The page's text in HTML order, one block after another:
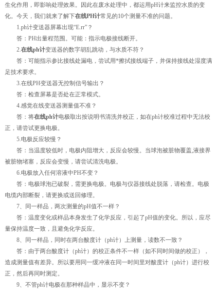
生化作用，即影响处理效果。因此在废水处理中，都运用pH计来监控水质的变
化。今天，我们就来了解下在线PH计常见的10个测量不准的问题。
1.ph计变送器屏幕出现“E.rr”？
答：PH出量程范围。可能：指示电极接线断开。
2.在线ph计变送器的数字胡乱跳动，与水质不符？
答：可能指示参比接线处漏电，尝试用*擦拭接线端子，并保持接线处湿度满
足技术要求。
3.在线PH变送器无控制信号输出？
答：检查屏幕是否处在正常模式。
4.感觉在线变送器测量值不准？
答：将在线ph计电极取出按说明书清洗并校正，如在ph计校准过程中无法校
正，请尝试更换电极。
5.电极反应较慢？
答：当温度较低时，电极内阻增大，反应会较慢。当球泡被脏物覆盖,液接界
被脏物堵塞，反应会变慢，请尝试清洗电极。
6.电极放入任何溶液中PH不变？
答：电极球泡已破裂，需更换电极。电极与仪器接线处脱落，请检查。电极
电缆内部断裂，请更换或送回修理。
7、同一样品，两次测量的pH值不一样？
答：温度变化或样品本身发生了化学反应，引起了pH值的变化。所以，应尽
量保持温度一致，且避免化学反应。
8、同一样品，同时在两台酸度计（ph计）上测量，读数不一致？
答：由于两台酸度计（ph计）的校正条件不一样（如不同时间做的校正），
造成测量值有差异。所以要用同一缓冲液在同一时间里对酸度计（ph计）进行校
正，然后再同时测定。
9、不管ph计电极在那种样品中，显示不变？